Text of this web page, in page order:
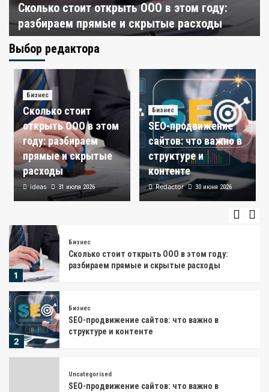
Сколько стоит открыть ООО в этом году:
разбираем прямые и скрытые расходы
Выбор редактора
Бизнес
Сколько стоит
открыть ООО в этом
году: разбираем
прямые и скрытые
расходы
ideas 31 июля 2026
Бизнес
SEO-продвижение
сайтов: что важно в
структуре и
контенте
Redactor 30 июня 2026
SEO-продвижение сайтов: что важно в
структуре и контенте
4
Кредитование
Займ 16000 рублей или кредитная карта: что
выгоднее для закрытия срочных долгов
Кредитование
Быстрый займ на карту без справок и
поручителей
1
Бизнес
Сколько стоит открыть ООО в этом году:
разбираем прямые и скрытые расходы
2
Бизнес
SEO-продвижение сайтов: что важно в
структуре и контенте
Uncategorised
SEO-продвижение сайтов: что важно в